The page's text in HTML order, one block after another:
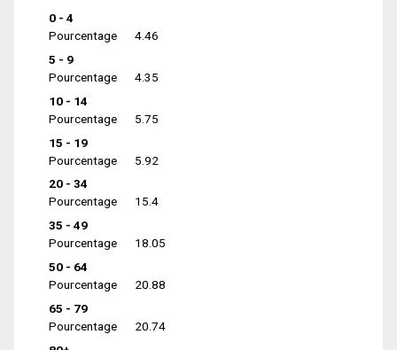
0 - 4
Pourcentage
4.46
5 - 9
Pourcentage
4.35
10 - 14
Pourcentage
5.75
15 - 19
Pourcentage
5.92
20 - 34
Pourcentage
15.4
35 - 49
Pourcentage
18.05
50 - 64
Pourcentage
20.88
65 - 79
Pourcentage
20.74